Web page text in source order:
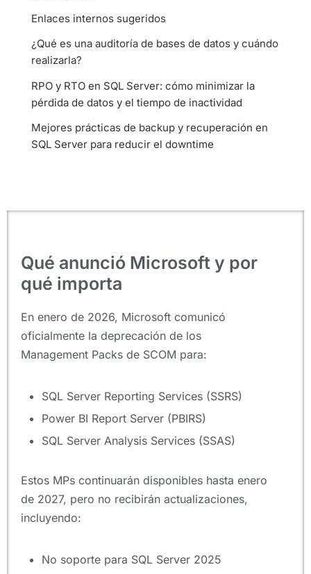
Enlaces internos sugeridos
¿Qué es una auditoría de bases de datos y cuándo
realizarla?
RPO y RTO en SQL Server: cómo minimizar la
pérdida de datos y el tiempo de inactividad
Mejores prácticas de backup y recuperación en
SQL Server para reducir el downtime
Qué anunció Microsoft y por
qué importa
En enero de 2026, Microsoft comunicó
oficialmente la deprecación de los
Management Packs de SCOM para:
SQL Server Reporting Services (SSRS)
Power BI Report Server (PBIRS)
SQL Server Analysis Services (SSAS)
Estos MPs continuarán disponibles hasta enero
de 2027, pero no recibirán actualizaciones,
incluyendo:
No soporte para SQL Server 2025